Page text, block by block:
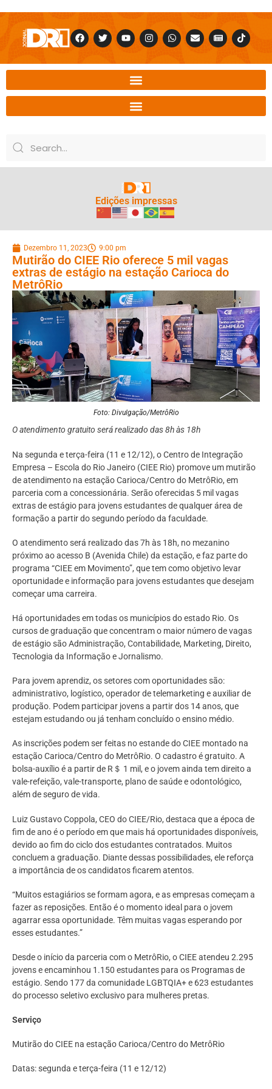
Edições impressas
Dezembro 11, 2023 9:00 pm
Mutirão do CIEE Rio oferece 5 mil vagas
extras de estágio na estação Carioca do
MetrôRio
Foto: Divulgação/MetrôRio
O atendimento gratuito será realizado das 8h às 18h
Na segunda e terça-feira (11 e 12/12), o Centro de Integração
Empresa – Escola do Rio Janeiro (CIEE Rio) promove um mutirão
de atendimento na estação Carioca/Centro do MetrôRio, em
parceria com a concessionária. Serão oferecidas 5 mil vagas
extras de estágio para jovens estudantes de qualquer área de
formação a partir do segundo período da faculdade.
O atendimento será realizado das 7h às 18h, no mezanino
próximo ao acesso B (Avenida Chile) da estação, e faz parte do
programa “CIEE em Movimento”, que tem como objetivo levar
oportunidade e informação para jovens estudantes que desejam
começar uma carreira.
Há oportunidades em todas os municípios do estado Rio. Os
cursos de graduação que concentram o maior número de vagas
de estágio são Administração, Contabilidade, Marketing, Direito,
Tecnologia da Informação e Jornalismo.
Para jovem aprendiz, os setores com oportunidades são:
administrativo, logístico, operador de telemarketing e auxiliar de
produção. Podem participar jovens a partir dos 14 anos, que
estejam estudando ou já tenham concluído o ensino médio.
As inscrições podem ser feitas no estande do CIEE montado na
estação Carioca/Centro do MetrôRio. O cadastro é gratuito. A
bolsa-auxílio é a partir de R＄ 1 mil, e o jovem ainda tem direito a
vale-refeição, vale-transporte, plano de saúde e odontológico,
além de seguro de vida.
Luiz Gustavo Coppola, CEO do CIEE/Rio, destaca que a época de
fim de ano é o período em que mais há oportunidades disponíveis,
devido ao fim do ciclo dos estudantes contratados. Muitos
concluem a graduação. Diante dessas possibilidades, ele reforça
a importância de os candidatos ficarem atentos.
“Muitos estagiários se formam agora, e as empresas começam a
fazer as reposições. Então é o momento ideal para o jovem
agarrar essa oportunidade. Têm muitas vagas esperando por
esses estudantes.”
Desde o início da parceria com o MetrôRio, o CIEE atendeu 2.295
jovens e encaminhou 1.150 estudantes para os Programas de
estágio. Sendo 177 da comunidade LGBTQIA+ e 623 estudantes
do processo seletivo exclusivo para mulheres pretas.
Serviço
Mutirão do CIEE na estação Carioca/Centro do MetrôRio
Datas: segunda e terça-feira (11 e 12/12)